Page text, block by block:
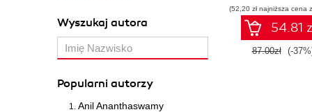
Wyszukaj autora
Popularni autorzy
Anil Ananthaswamy
promptów z
technologiami
dla
(52,20 zł najniższa cena
54.81
87.00zł (-